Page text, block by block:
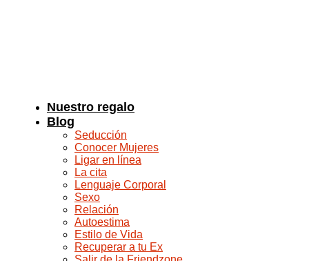
Nuestro regalo
Blog
Seducción
Conocer Mujeres
Ligar en línea
La cita
Lenguaje Corporal
Sexo
Relación
Autoestima
Estilo de Vida
Recuperar a tu Ex